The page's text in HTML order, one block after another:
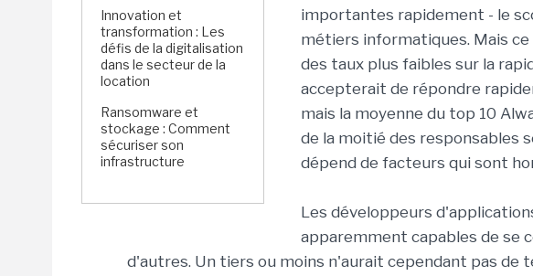
Innovation et
transformation : Les
défis de la digitalisation
dans le secteur de la
location
Ransomware et
stockage : Comment
sécuriser son
infrastructure
importantes rapidement - le
métiers informatiques. Mais
des taux plus faibles sur la
accepterait de répondre
mais la moyenne du top 10
de la moitié des responsables
dépend de facteurs qui sont
Les développeurs
apparemment capables de se
d'autres. Un tiers ou moins n'aurait cependant pas de